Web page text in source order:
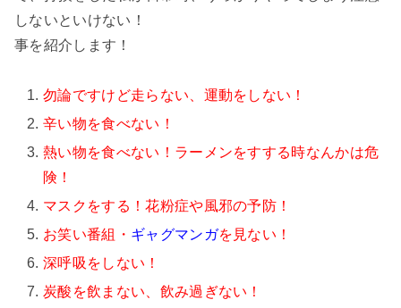
しないといけない！
事を紹介します！
勿論ですけど走らない、運動をしない！
辛い物を食べない！
熱い物を食べない！ラーメンをすする時なんかは危
険！
マスクをする！花粉症や風邪の予防！
お笑い番組・ ギャグマンガを見ない！
深呼吸をしない！
炭酸を飲まない、飲み過ぎない！